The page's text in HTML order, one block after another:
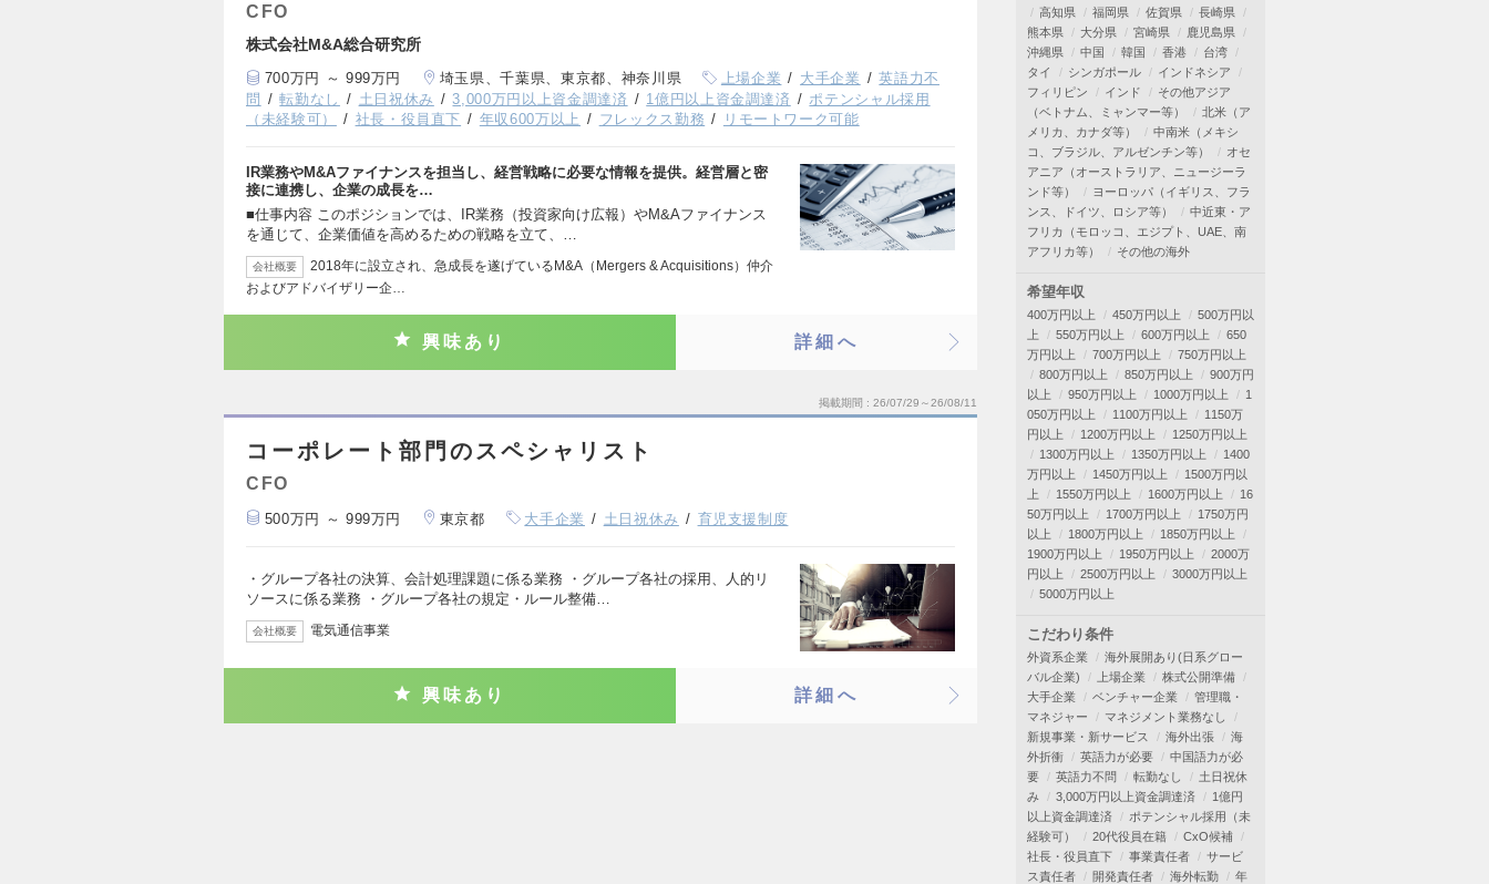
CFO
株式会社M&A総合研究所
700万円 ～ 999万円 埼玉県、千葉県、東京都、神奈川県 上場企業 大手企業
英語力不
問
転勤なし 土日祝休み 3,000万円以上資金調達済 1億円以上資金調達済
ポテンシャル採用
（未経験可）
社長・役員直下 年収600万以上 フレックス勤務 リモートワーク可能
IR業務やM&Aファイナンスを担当し、経営戦略に必要な情報を提供。経営層と密
接に連携し、企業の成長を…
■仕事内容 このポジションでは、IR業務（投資家向け広報）やM&Aファイナンス
を通じて、企業価値を高めるための戦略を立て、…
会社概要
2018年に設立され、急成長を遂げているM&A（Mergers & Acquisitions）仲介
およびアドバイザリー企…
興味あり 詳細へ
掲載期間 26/07/29～26/08/11
コーポレート部門のスペシャリスト
CFO
500万円 ～ 999万円 東京都 大手企業 土日祝休み 育児支援制度
・グループ各社の決算、会計処理課題に係る業務 ・グループ各社の採用、人的リ
ソースに係る業務 ・グループ各社の規定・ルール整備…
会社概要 電気通信事業
興味あり 詳細へ
高知県
福岡県 佐賀県
長崎県
熊本県
大分県 宮崎県
鹿児島県
沖縄県
中国 韓国 香港
台湾
タイ
シンガポール
インドネシア
フィリピン
インド
その他アジア
（ベトナム、ミャンマー等）
北米（ア
メリカ、カナダ等）
中南米（メキシ
コ、ブラジル、アルゼンチン等）
オセ
アニア（オーストラリア、ニュージーラ
ンド等）
ヨーロッパ（イギリス、フラ
ンス、ドイツ、ロシア等）
中近東・ア
フリカ（モロッコ、エジプト、UAE、南
アフリカ等）
その他の海外
希望年収
400万円以上 450万円以上
500万円以
上
550万円以上 600万円以上
650
万円以上
700万円以上
750万円以上
800万円以上
850万円以上
900万円
以上
950万円以上 1000万円以上
1
050万円以上
1100万円以上
1150万
円以上
1200万円以上
1250万円以上
1300万円以上
1350万円以上
1400
万円以上
1450万円以上
1500万円以
上
1550万円以上 1600万円以上
16
50万円以上
1700万円以上
1750万円
以上
1800万円以上
1850万円以上
1900万円以上
1950万円以上
2000万
円以上
2500万円以上
3000万円以上
5000万円以上
こだわり条件
外資系企業
海外展開あり(日系グロー
バル企業)
上場企業
株式公開準備
大手企業
ベンチャー企業
管理職・
マネジャー
マネジメント業務なし
新規事業・新サービス
海外出張
海
外折衝
英語力が必要
中国語力が必
要
英語力不問 転勤なし
土日祝休
み
3,000万円以上資金調達済
1億円
以上資金調達済
ポテンシャル採用（未
経験可）
20代役員在籍
CxO候補
社長・役員直下
事業責任者
サービ
ス責任者
開発責任者 海外転勤
年